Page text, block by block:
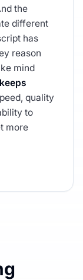
the
different
has
reason
mind
quality
to
more